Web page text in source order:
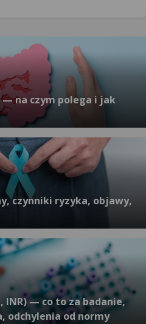
na czym polega i jak
czynniki ryzyka, objawy,
INR) — co to za badanie,
odchylenia od normy